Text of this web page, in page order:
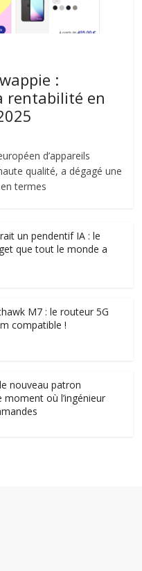
:
rentabilité en
d’appareils
qualité, a dégagé une
termes
un pendentif IA : le
que tout le monde a
M7 : le routeur 5G
compatible !
nouveau patron
moment où l’ingénieur